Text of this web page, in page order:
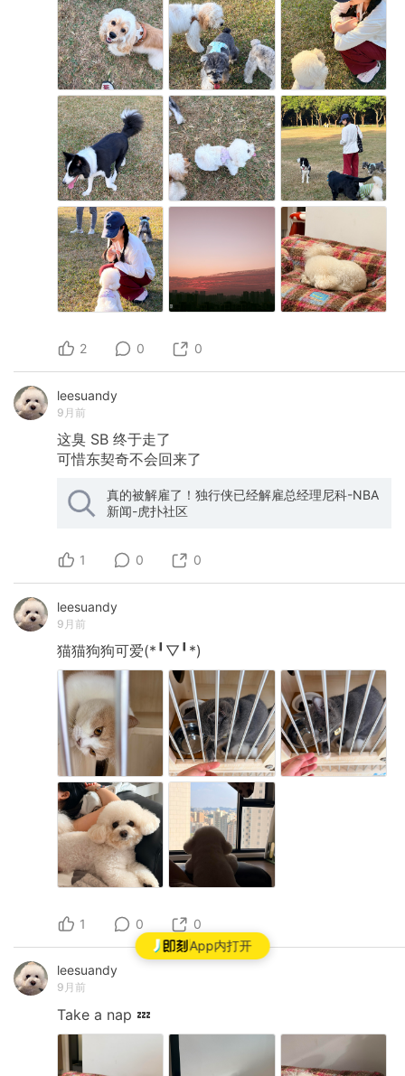
App内打开
2 0 0
leesuandy
9月前
这臭 SB 终于走了
可惜东契奇不会回来了
真的被解雇了！独行侠已经解雇总经理尼科-NBA
新闻-虎扑社区
1 0 0
leesuandy
9月前
猫猫狗狗可爱(*╹▽╹*)
1 0 0
leesuandy
9月前
Take a nap 💤